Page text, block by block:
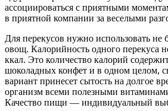
ассоциироваться с приятными
в приятной компании за веселыми
Для перекусов нужно использовать не
овощ. Калорийность одного перекуса
ккал. Это количество калорий
шоколадных конфет и в одном целом,
вариант принесет сытость на долгое
организм всеми полезными
Качество пищи — индивидуальный